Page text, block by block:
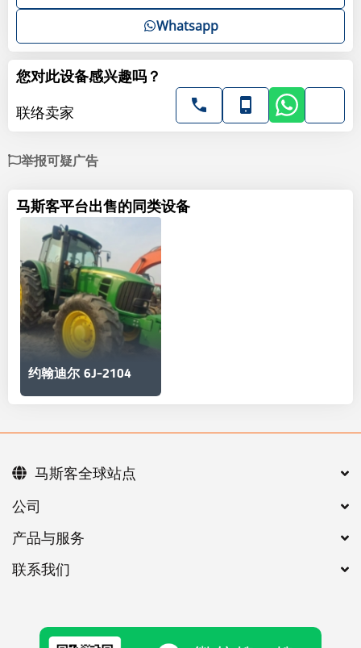
Whatsapp
您对此设备感兴趣吗？
联络卖家
举报可疑广告
马斯客平台出售的同类设备
约翰迪尔 6J-2104
公司
产品与服务
联系我们
马斯客全球站点